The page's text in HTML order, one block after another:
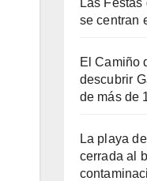
se centran
El Camiño
descubrir
de más de
La playa
cerrada al